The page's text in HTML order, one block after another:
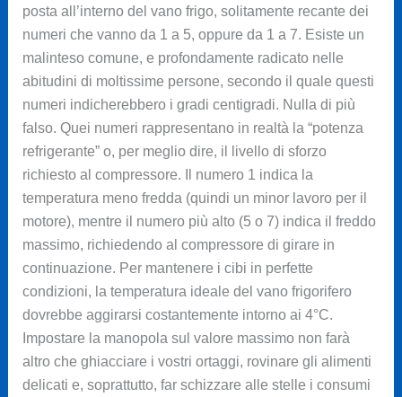
posta all’interno del vano frigo, solitamente recante dei
numeri che vanno da 1 a 5, oppure da 1 a 7. Esiste un
malinteso comune, e profondamente radicato nelle
abitudini di moltissime persone, secondo il quale questi
numeri indicherebbero i gradi centigradi. Nulla di più
falso. Quei numeri rappresentano in realtà la “potenza
refrigerante” o, per meglio dire, il livello di sforzo
richiesto al compressore. Il numero 1 indica la
temperatura meno fredda (quindi un minor lavoro per il
motore), mentre il numero più alto (5 o 7) indica il freddo
massimo, richiedendo al compressore di girare in
continuazione. Per mantenere i cibi in perfette
condizioni, la temperatura ideale del vano frigorifero
dovrebbe aggirarsi costantemente intorno ai 4°C.
Impostare la manopola sul valore massimo non farà
altro che ghiacciare i vostri ortaggi, rovinare gli alimenti
delicati e, soprattutto, far schizzare alle stelle i consumi